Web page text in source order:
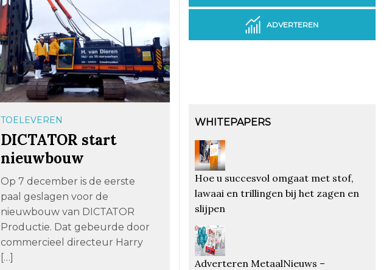
TOELEVEREN
DICTATOR start
nieuwbouw
Op 7 december is de eerste
paal geslagen voor de
nieuwbouw van DICTATOR
Productie. Dat gebeurde door
commercieel directeur Harry
[…]
ADVERTEREN
WHITEPAPERS
Hoe u succesvol omgaat met stof,
lawaai en trillingen bij het zagen en
slijpen
Adverteren MetaalNieuws –